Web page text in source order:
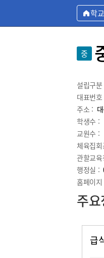
학
중
설립구분
대표번호
주소 :
학생수 :
교원수 :
체육집
관할교육
행정실 :
홈페이지
주
급